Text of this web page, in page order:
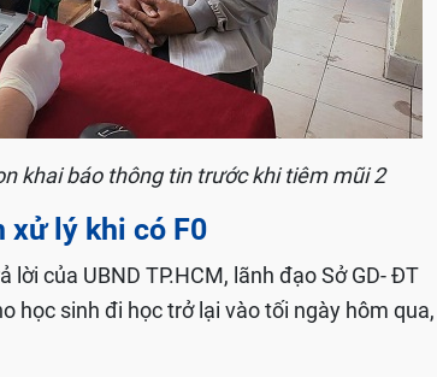
khai báo thông tin trước khi tiêm mũi 2
xử lý khi có F0
của UBND TP.HCM, lãnh đạo Sở GD- ĐT
học sinh đi học trở lại vào tối ngày hôm qua,